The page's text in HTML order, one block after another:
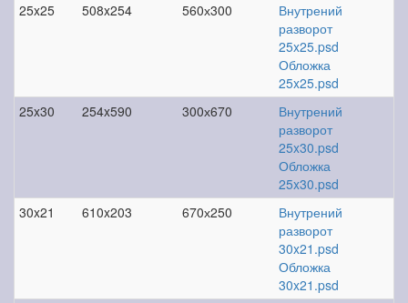
25x25
508x254 560х300
Внутрений
разворот
25x25.psd
Обложка
25x25.psd
25x30
254x590 300х670
Внутрений
разворот
25x30.psd
Обложка
25x30.psd
30x21
610x203 670х250
Внутрений
разворот
30x21.psd
Обложка
30x21.psd